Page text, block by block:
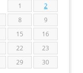
1
2
8
9
15
16
22
23
29
30